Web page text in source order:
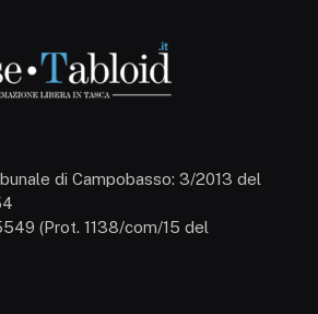
di Campobasso: 3/2013 del
(Prot. 1138/com/15 del